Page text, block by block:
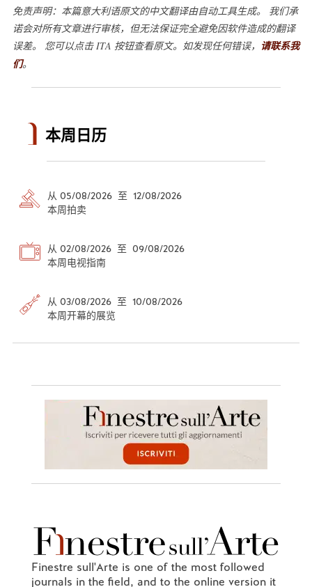
免责声明：本篇意大利语原文的中文翻译由自动工具生成。 我们承
诺会对所有文章进行审核，但无法保证完全避免因软件造成的翻译
误差。 您可以点击 ITA 按钮查看原文。如发现任何错误， 请联系我
们。
本周日历
从 05/08/2026 至 12/08/2026
本周拍卖
从 02/08/2026 至 09/08/2026
本周电视指南
从 03/08/2026 至 10/08/2026
本周开幕的展览
Finestre sull'Arte is one of the most followed
journals in the field, and to the online version it